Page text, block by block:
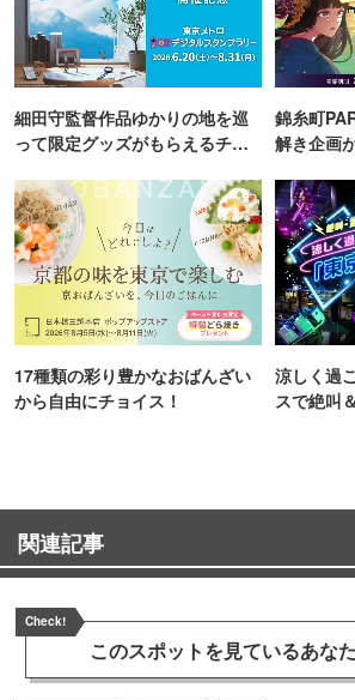
細田守監督作品ゆかりの地を巡
って限定グッズがもらえるチャ
錦糸町
解き企画
17種類の彩り豊かなおばんざい
から自由にチョイス！
涼しく過
スで絶叫
関連記事
Check!
このスポットを見ているあな